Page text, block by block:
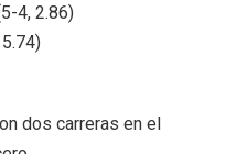
4, 2.86)
dos carreras en el